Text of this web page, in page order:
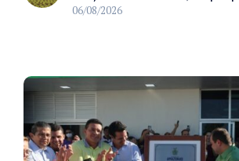
06/08/2026